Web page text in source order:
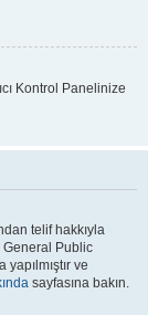
Kontrol Panelinize
telif hakkıyla
General Public
ve
sayfasına bakın.